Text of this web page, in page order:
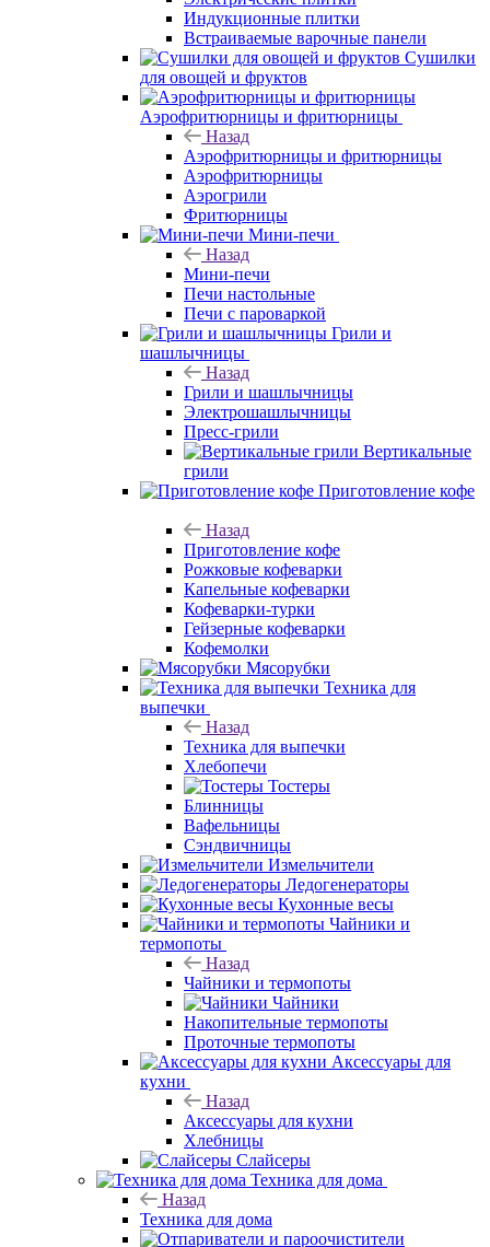
Индукционные плитки
Встраиваемые варочные панели
Сушилки
для овощей и фруктов
Аэрофритюрницы и фритюрницы
Назад
Аэрофритюрницы и фритюрницы
Аэрофритюрницы
Аэрогрили
Фритюрницы
Мини-печи
Назад
Мини-печи
Печи настольные
Печи с пароваркой
Грили и
шашлычницы
Назад
Грили и шашлычницы
Электрошашлычницы
Пресс-грили
Вертикальные
грили
Приготовление кофе
Назад
Приготовление кофе
Рожковые кофеварки
Капельные кофеварки
Кофеварки-турки
Гейзерные кофеварки
Кофемолки
Мясорубки
Техника для
выпечки
Назад
Техника для выпечки
Хлебопечи
Тостеры
Блинницы
Вафельницы
Сэндвичницы
Измельчители
Ледогенераторы
Кухонные весы
Чайники и
термопоты
Назад
Чайники и термопоты
Чайники
Накопительные термопоты
Проточные термопоты
Аксессуары для
кухни
Назад
Аксессуары для кухни
Хлебницы
Слайсеры
Техника для дома
Назад
Техника для дома